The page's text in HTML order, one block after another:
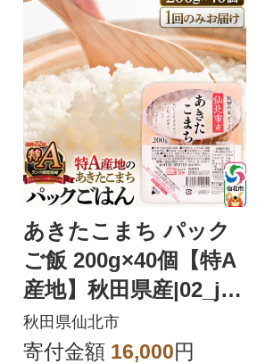
あきたこまち パック
ご飯 200g×40個【特A
産地】秋田県産|02_jpr
-010801
秋田県仙北市
寄付金額 16,000円